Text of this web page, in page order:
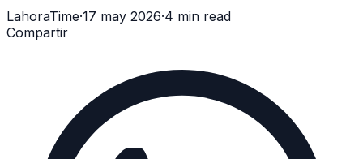
LahoraTime·17 may 2026·4 min read
Compartir